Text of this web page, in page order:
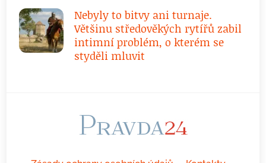
Nebyly to bitvy ani turnaje.
Většinu středověkých rytířů zabil
intimní problém, o kterém se
styděli mluvit